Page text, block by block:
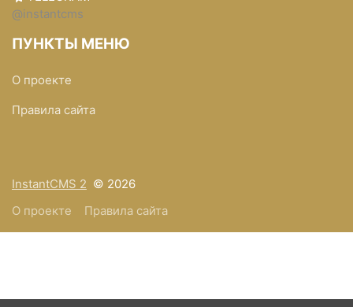
@instantcms
ПУНКТЫ МЕНЮ
О проекте
Правила сайта
InstantCMS 2 © 2026
О проекте
Правила сайта